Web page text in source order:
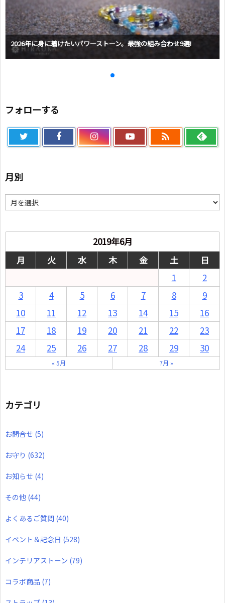
2026年に身に着けたいパワーストーン。最強の組み合わせ9選!
フォローする

月別
別
2019年6月
月
火 水 木 金 土
日
1
2
3
4 5 6 7 8
9
10
11 12 13 14 15
16
17
18 19 20 21 22
23
24
25 26 27 28 29 30
« 5月 7月 »
カテゴリ
お問合せ (5)
お守り (632)
お知らせ (4)
その他 (44)
よくあるご質問 (40)
イベント＆記念日 (528)
インテリアストーン (79)
コラボ商品 (7)